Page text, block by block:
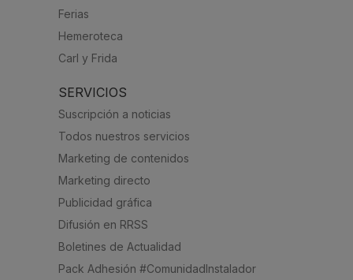
Ferias
Hemeroteca
Carl y Frida
SERVICIOS
Suscripción a noticias
Todos nuestros servicios
Marketing de contenidos
Marketing directo
Publicidad gráfica
Difusión en RRSS
Boletines de Actualidad
Pack Adhesión #ComunidadInstalador